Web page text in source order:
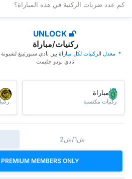
كم عدد ضربات الركنية في هذه المباراة؟
UNLOCK
ركنيات/مباراة
* ‏ ‏معدل الركنيات لكل مباراة
نادي بودو جليمت
/مباراة
ركنيات مكتسبة
/
ش1/ش2
MEMBERS ONLY